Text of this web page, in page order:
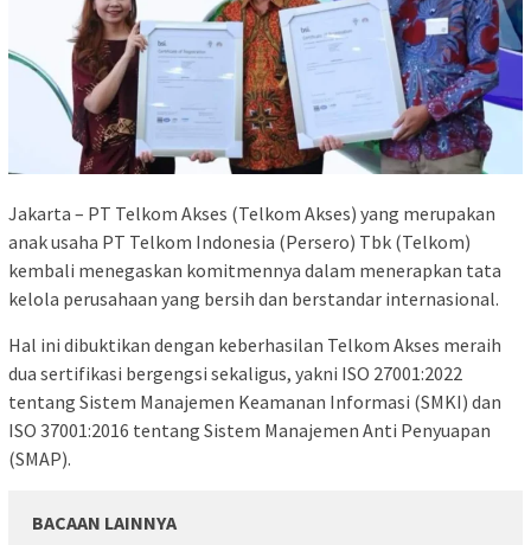
Jakarta – PT Telkom Akses (Telkom Akses) yang merupakan
anak usaha PT Telkom Indonesia (Persero) Tbk (Telkom)
kembali menegaskan komitmennya dalam menerapkan tata
kelola perusahaan yang bersih dan berstandar internasional.
Hal ini dibuktikan dengan keberhasilan Telkom Akses meraih
dua sertifikasi bergengsi sekaligus, yakni ISO 27001:2022
tentang Sistem Manajemen Keamanan Informasi (SMKI) dan
ISO 37001:2016 tentang Sistem Manajemen Anti Penyuapan
(SMAP).
BACAAN LAINNYA